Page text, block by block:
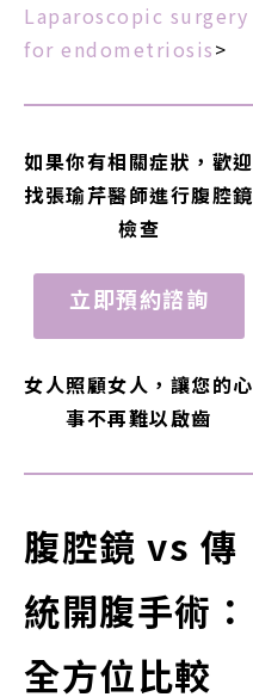
Laparoscopic surgery
for endometriosis>
如果你有相關症狀，歡迎
找張瑜芹醫師進行腹腔鏡
檢查
立即預約諮詢
女人照顧女人，讓您的心
事不再難以啟齒
腹腔鏡 vs 傳
統開腹手術：
全方位比較